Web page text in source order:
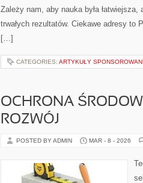
Zależy nam, aby nauka była
trwałych rezultatów. Ciekawe adresy to
[…]
CATEGORIES: ARTYKUŁY
OCHRONA
ROZWÓJ
POSTED BY ADMIN MAR - 8 - 2026